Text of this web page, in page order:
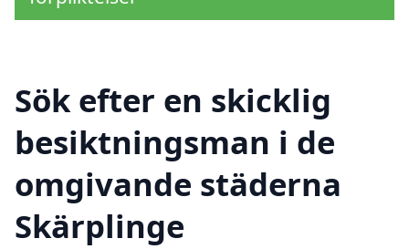
Sök efter en skicklig
besiktningsman i de
omgivande städerna
Skärplinge